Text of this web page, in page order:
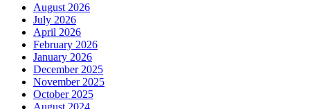
August 2026
July 2026
April 2026
February 2026
January 2026
December 2025
November 2025
October 2025
August 2024